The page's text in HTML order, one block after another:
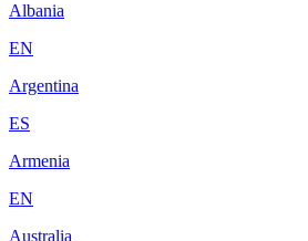
Albania
EN
Argentina
ES
Armenia
EN
Australia